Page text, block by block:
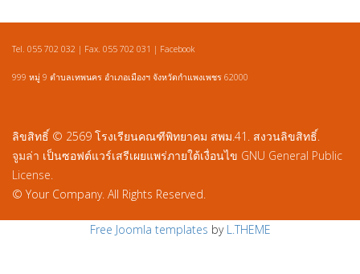
Tel. 055 702 032 | Fax. 055 702 031 | Facebook
999 หมู่ 9 ตำบลเทพนคร อำเภอเมืองฯ จังหวัดกำแพงเพชร 62000
ลิขสิทธิ์ © 2569 โรงเรียนคณฑีพิทยาคม สพม.41. สงวนลิขสิทธิ์.
จูมล่า เป็นซอฟต์แวร์เสรีเผยแพร่ภายใต้เงื่อนไข GNU General Public
License.
© Your Company. All Rights Reserved.
Free Joomla templates by L.THEME